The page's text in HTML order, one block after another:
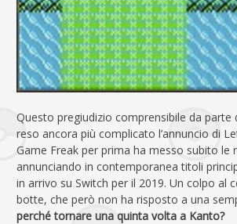
Questo pregiudizio comprensibile da parte
reso ancora più complicato l’annuncio di
Game Freak per prima ha messo subito le
annunciando in contemporanea titoli
in arrivo su Switch per il 2019. Un colpo al
botte, che però non ha risposto a una
perché tornare una quinta volta a Kanto?